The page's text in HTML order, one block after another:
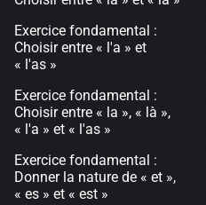
Exercice fondamental :
Choisir entre « l'a » et
« l'as »
Exercice fondamental :
Choisir entre « la », « là »,
« l'a » et « l'as »
Exercice fondamental :
Donner la nature de « et »,
« es » et « est »